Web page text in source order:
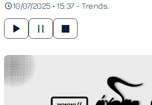
10/07/2025 • 15:37 - Trends